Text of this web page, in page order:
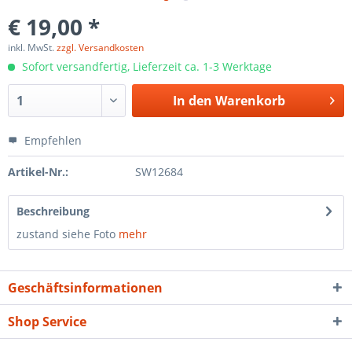
€ 19,00 *
inkl. MwSt.zzgl. Versandkosten
Sofort versandfertig, Lieferzeit ca. 1-3 Werktage
In den Warenkorb
Empfehlen
Artikel-Nr.: SW12684
Beschreibung
zustand siehe Foto mehr
Geschäftsinformationen
Shop Service